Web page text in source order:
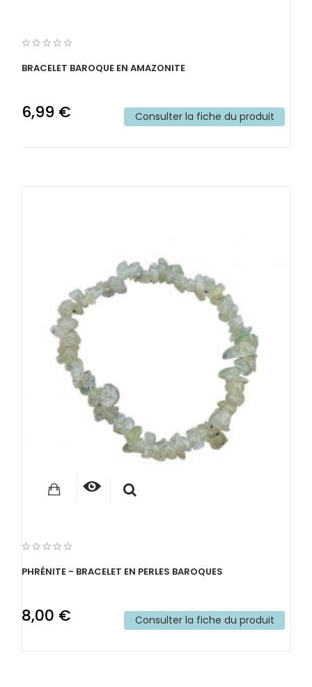
BRACELET BAROQUE EN AMAZONITE
6,99 € Consulter la fiche du produit
PHRÉNITE - BRACELET EN PERLES BAROQUES
8,00 € Consulter la fiche du produit